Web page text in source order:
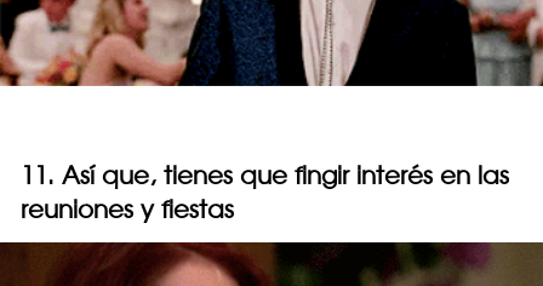
11. Así que, tienes que fingir interés en las
reuniones y fiestas